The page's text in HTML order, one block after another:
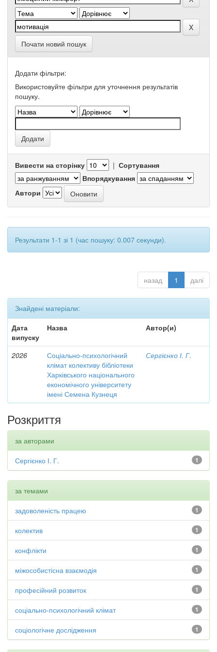
Почати новий пошук
Додати фільтри:
Використовуйте фільтри для уточнення результатів
пошуку.
Вивести на сторінку | Сортування
Впорядкування
Автори
Результати 1-1 зі 1 (час пошуку: 0.007 секунди).
назад 1 далі
Знайдені матеріали:
Дата
випуску
Назва Автор(и)
2026
Соціально-психологічний
клімат колективу бібліотеки
Харківського національного
економічного університету
імені Семена Кузнеця
Сергієнко І. Г.
Розкриття
за авторами
1
Сергієнко І. Г.
за темами
1
задоволеність працею
1
колектив
1
конфлікти
1
міжособистісна взаємодія
1
професійний розвиток
1
соціально-психологічний клімат
1
соціологічне дослідження